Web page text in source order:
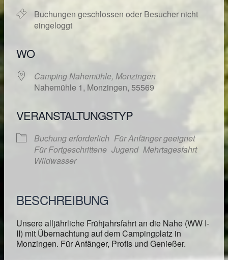
Buchungen geschlossen oder Besucher nicht
eingeloggt
WO
Camping Nahemühle, Monzingen
Nahemühle 1, Monzingen, 55569
VERANSTALTUNGSTYP
Buchung erforderlich Für Anfänger geeignet
Für Fortgeschrittene Jugend Mehrtagesfahrt
Wildwasser
BESCHREIBUNG
Unsere alljährliche Frühjahrsfahrt an die Nahe (WW I-
II) mit Übernachtung auf dem Campingplatz in
Monzingen. Für Anfänger, Profis und Genießer.